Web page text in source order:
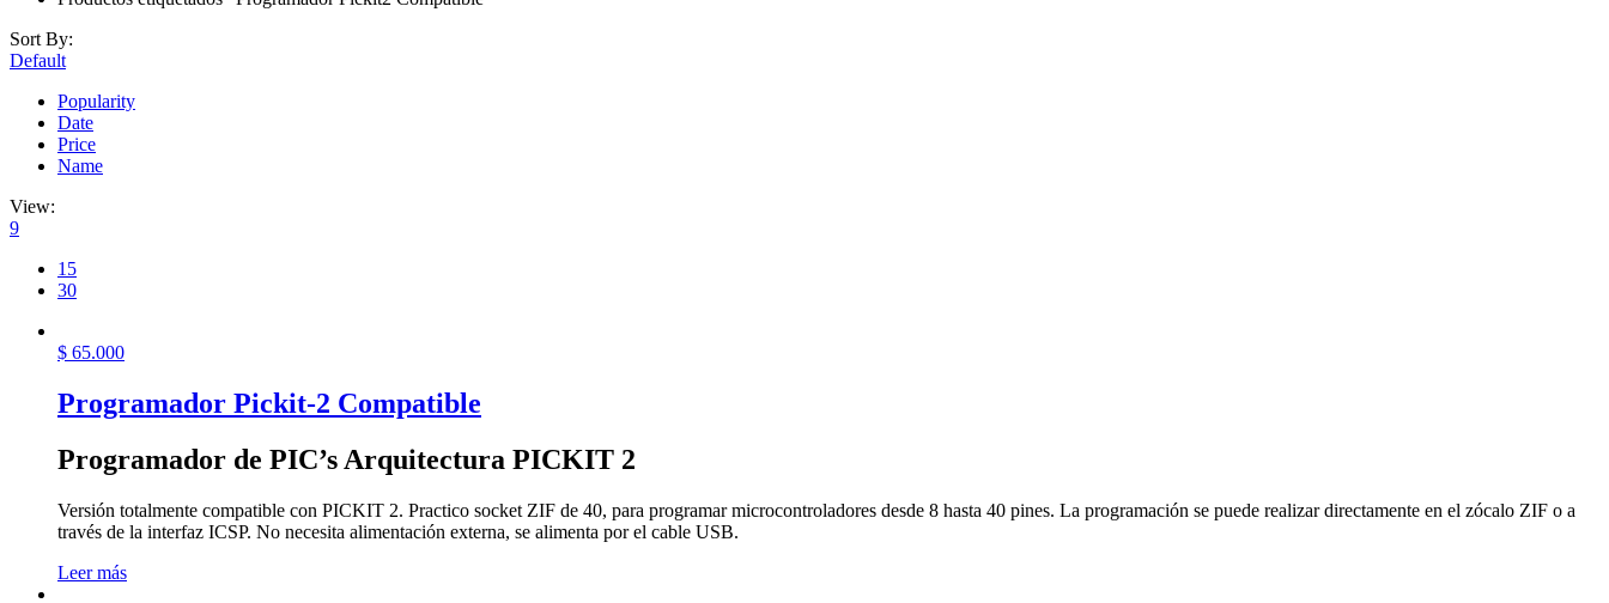
Sort By:
Default
Popularity
Date
Price
Name
View:
9
15
30
$ 65.000
Programador Pickit-2 Compatible
Programador de PIC’s Arquitectura PICKIT 2
Versión totalmente compatible con PICKIT 2. Practico socket ZIF de 40, para programar microcontroladores desde 8 hasta 40 pines. La programación se puede realizar directamente en el zócalo ZIF o a
través de la interfaz ICSP. No necesita alimentación externa, se alimenta por el cable USB.
Leer más